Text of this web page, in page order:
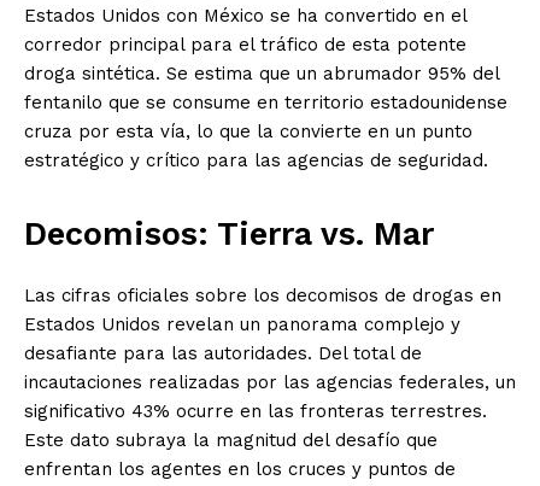
Estados Unidos con México se ha convertido en el
corredor principal para el tráfico de esta potente
droga sintética. Se estima que un abrumador 95% del
fentanilo que se consume en territorio estadounidense
cruza por esta vía, lo que la convierte en un punto
estratégico y crítico para las agencias de seguridad.
Decomisos: Tierra vs. Mar
Las cifras oficiales sobre los decomisos de drogas en
Estados Unidos revelan un panorama complejo y
desafiante para las autoridades. Del total de
incautaciones realizadas por las agencias federales, un
significativo 43% ocurre en las fronteras terrestres.
Este dato subraya la magnitud del desafío que
enfrentan los agentes en los cruces y puntos de